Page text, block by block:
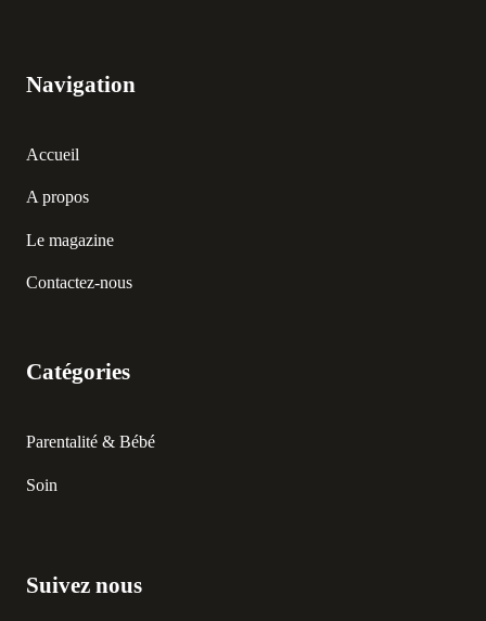
Navigation
Accueil
A propos
Le magazine
Contactez-nous
Catégories
Parentalité & Bébé
Soin
Suivez nous